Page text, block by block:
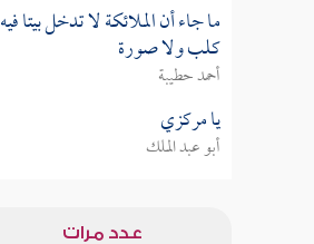
ما جاء أن الملائكة لا تدخل بيتا فيه
كلب ولا صورة
أحمد حطيبة
يا مركزي
أبو عبد الملك
عدد مرات